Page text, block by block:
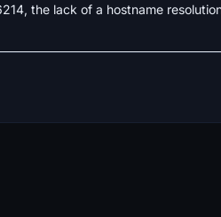
the lack of a hostname